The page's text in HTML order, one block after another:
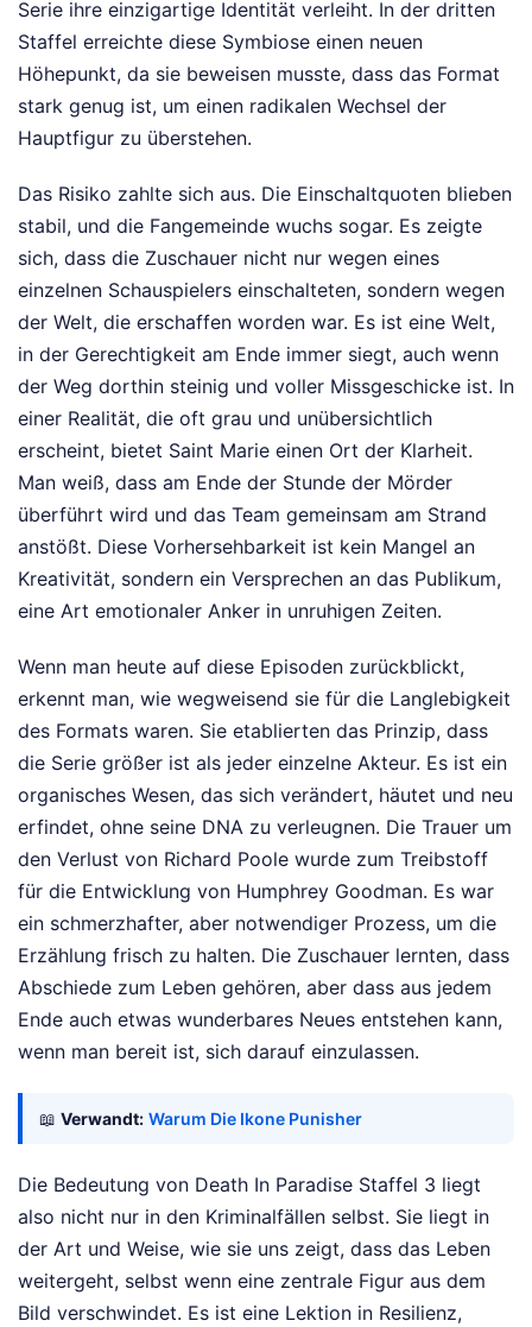
Serie ihre einzigartige Identität verleiht. In der dritten
Staffel erreichte diese Symbiose einen neuen
Höhepunkt, da sie beweisen musste, dass das Format
stark genug ist, um einen radikalen Wechsel der
Hauptfigur zu überstehen.
Das Risiko zahlte sich aus. Die Einschaltquoten blieben
stabil, und die Fangemeinde wuchs sogar. Es zeigte
sich, dass die Zuschauer nicht nur wegen eines
einzelnen Schauspielers einschalteten, sondern wegen
der Welt, die erschaffen worden war. Es ist eine Welt,
in der Gerechtigkeit am Ende immer siegt, auch wenn
der Weg dorthin steinig und voller Missgeschicke ist. In
einer Realität, die oft grau und unübersichtlich
erscheint, bietet Saint Marie einen Ort der Klarheit.
Man weiß, dass am Ende der Stunde der Mörder
überführt wird und das Team gemeinsam am Strand
anstößt. Diese Vorhersehbarkeit ist kein Mangel an
Kreativität, sondern ein Versprechen an das Publikum,
eine Art emotionaler Anker in unruhigen Zeiten.
Wenn man heute auf diese Episoden zurückblickt,
erkennt man, wie wegweisend sie für die Langlebigkeit
des Formats waren. Sie etablierten das Prinzip, dass
die Serie größer ist als jeder einzelne Akteur. Es ist ein
organisches Wesen, das sich verändert, häutet und neu
erfindet, ohne seine DNA zu verleugnen. Die Trauer um
den Verlust von Richard Poole wurde zum Treibstoff
für die Entwicklung von Humphrey Goodman. Es war
ein schmerzhafter, aber notwendiger Prozess, um die
Erzählung frisch zu halten. Die Zuschauer lernten, dass
Abschiede zum Leben gehören, aber dass aus jedem
Ende auch etwas wunderbares Neues entstehen kann,
wenn man bereit ist, sich darauf einzulassen.
📖 Verwandt: Warum Die Ikone Punisher
Die Bedeutung von Death In Paradise Staffel 3 liegt
also nicht nur in den Kriminalfällen selbst. Sie liegt in
der Art und Weise, wie sie uns zeigt, dass das Leben
weitergeht, selbst wenn eine zentrale Figur aus dem
Bild verschwindet. Es ist eine Lektion in Resilienz,